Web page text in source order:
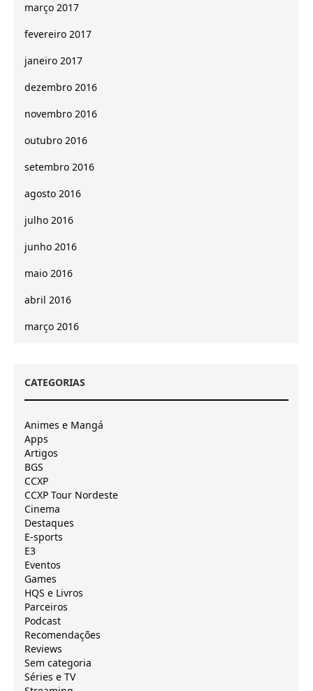
março 2017
fevereiro 2017
janeiro 2017
dezembro 2016
novembro 2016
outubro 2016
setembro 2016
agosto 2016
julho 2016
junho 2016
maio 2016
abril 2016
março 2016
CATEGORIAS
Animes e Mangá
Apps
Artigos
BGS
CCXP
CCXP Tour Nordeste
Cinema
Destaques
E-sports
E3
Eventos
Games
HQS e Livros
Parceiros
Podcast
Recomendações
Reviews
Sem categoria
Séries e TV